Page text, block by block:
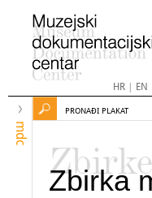
HR| EN
mdc
PRONAĐI PLAKAT
Zbirka